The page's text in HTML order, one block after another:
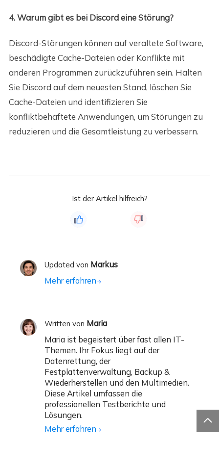
4. Warum gibt es bei Discord eine Störung?
Discord-Störungen können auf veraltete Software,
beschädigte Cache-Dateien oder Konflikte mit
anderen Programmen zurückzuführen sein. Halten
Sie Discord auf dem neuesten Stand, löschen Sie
Cache-Dateien und identifizieren Sie
konfliktbehaftete Anwendungen, um Störungen zu
reduzieren und die Gesamtleistung zu verbessern.
Ist der Artikel hilfreich?
Updated von Markus
Mehr erfahren
Written von Maria
Maria ist begeistert über fast allen IT-
Themen. Ihr Fokus liegt auf der
Datenrettung, der
Festplattenverwaltung, Backup &
Wiederherstellen und den Multimedien.
Diese Artikel umfassen die
professionellen Testberichte und
Lösungen.
Mehr erfahren
